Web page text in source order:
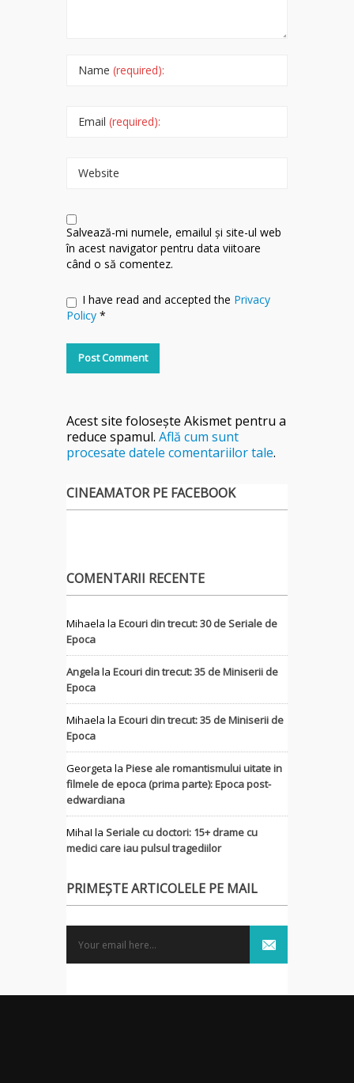
Name (required):
Email (required):
Website
Salvează-mi numele, emailul și site-ul web
în acest navigator pentru data viitoare
când o să comentez.
I have read and accepted the Privacy
Policy *
Acest site folosește Akismet pentru a
reduce spamul. Află cum sunt
procesate datele comentariilor tale.
CINEAMATOR PE FACEBOOK
COMENTARII RECENTE
Mihaela la Ecouri din trecut: 30 de Seriale de
Epoca
Angelala Ecouri din trecut: 35 de Miniserii de
Epoca
Mihaela la Ecouri din trecut: 35 de Miniserii de
Epoca
Georgeta la Piese ale romantismului uitate in
filmele de epoca (prima parte): Epoca post-
edwardiana
MihaI la Seriale cu doctori: 15+ drame cu
medici care iau pulsul tragediilor
PRIMEȘTE ARTICOLELE PE MAIL